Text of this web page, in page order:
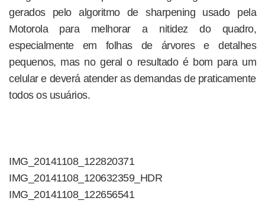
gerados pelo algoritmo de sharpening usado pela
Motorola para melhorar a nitidez do quadro,
especialmente em folhas de árvores e detalhes
pequenos, mas no geral o resultado é bom para um
celular e deverá atender as demandas de praticamente
todos os usuários.
IMG_20141108_122820371
IMG_20141108_120632359_HDR
IMG_20141108_122656541